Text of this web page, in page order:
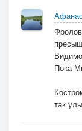
Ему бы
Пока
так